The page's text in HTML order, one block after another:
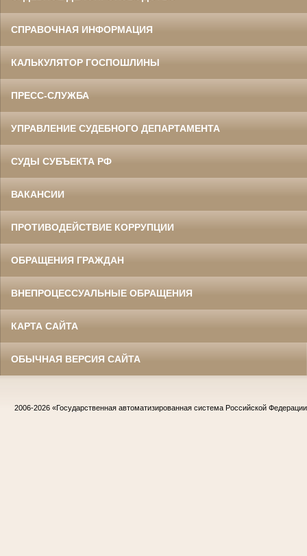
СПРАВОЧНАЯ ИНФОРМАЦИЯ
КАЛЬКУЛЯТОР ГОСПОШЛИНЫ
ПРЕСС-СЛУЖБА
УПРАВЛЕНИЕ СУДЕБНОГО ДЕПАРТАМЕНТА
СУДЫ СУБЪЕКТА РФ
ВАКАНСИИ
ПРОТИВОДЕЙСТВИЕ КОРРУПЦИИ
ОБРАЩЕНИЯ ГРАЖДАН
ВНЕПРОЦЕССУАЛЬНЫЕ ОБРАЩЕНИЯ
КАРТА САЙТА
ОБЫЧНАЯ ВЕРСИЯ САЙТА
2006-2026 «Государственная автоматизированная система Российской